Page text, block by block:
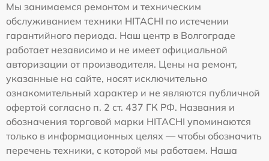
Мы занимаемся ремонтом и техническим
обслуживанием техники HITACHI по истечении
гарантийного периода. Наш центр в Волгограде
работает независимо и не имеет официальной
авторизации от производителя. Цены на ремонт,
указанные на сайте, носят исключительно
ознакомительный характер и не являются публичной
офертой согласно п. 2 ст. 437 ГК РФ. Названия и
обозначения торговой марки HITACHI упоминаются
только в информационных целях — чтобы обозначить
перечень техники, с которой мы работаем. Наша